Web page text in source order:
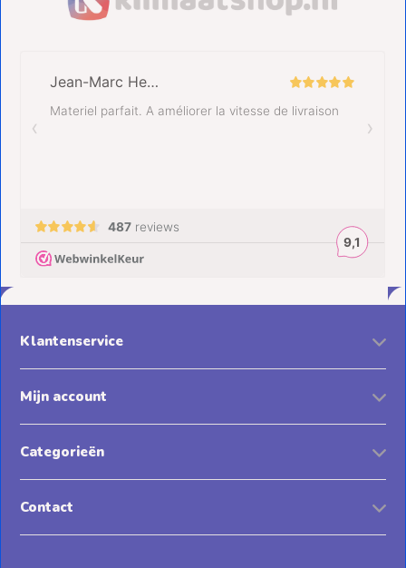
Klantenservice
Mijn account
Categorieën
Contact